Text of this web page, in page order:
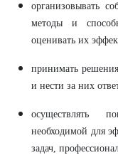
организовывать
методы и
оценивать их
принимать
и нести за них
осуществлять
необходимой для
задач,